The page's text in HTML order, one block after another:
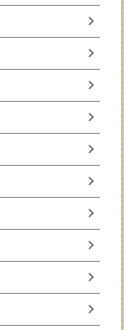
chevron_right
chevron_right
chevron_right
chevron_right
chevron_right
chevron_right
chevron_right
chevron_right
chevron_right
chevron_right